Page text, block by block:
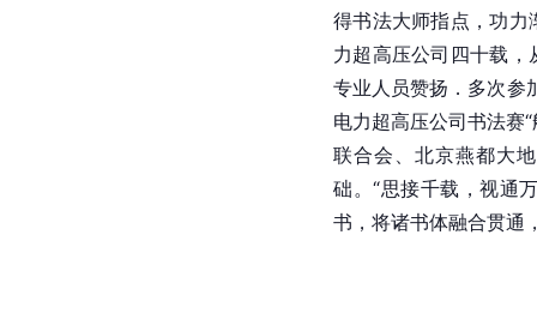
得书法大师指点，功力
力超高压公司四十载
专业人员赞扬．多次参
电力超高压公司书法赛
联合会、北京燕都大
础。“思接千载，视通
书，将诸书体融合贯通